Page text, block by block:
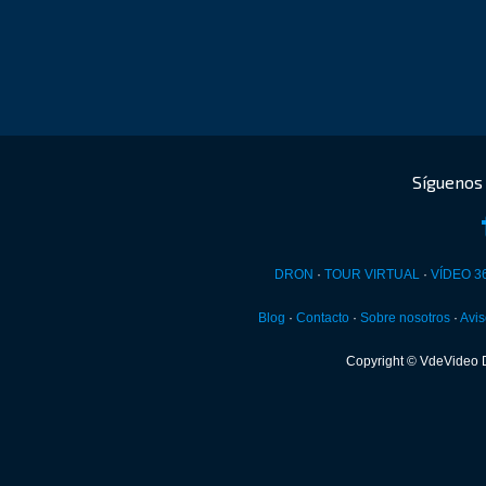
DRON · TOUR VIRTUAL· VÍDEO
Blog · Contacto· Sobre nosotros·
Copyright © VdeVideo